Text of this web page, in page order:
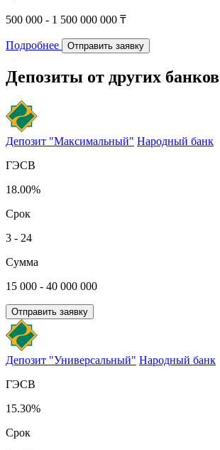
500 000 - 1 500 000 000 ₸
Подробнее Отправить заявку
Депозиты от других банков
Депозит "Максимальный" Народный банк
ГЭСВ
18.00%
Срок
3 - 24
Сумма
15 000 - 40 000 000
Отправить заявку
Депозит "Универсальный" Народный банк
ГЭСВ
15.30%
Срок